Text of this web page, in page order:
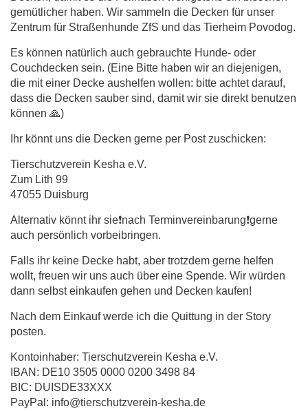
gemütlicher haben. Wir sammeln die Decken für unser
Zentrum für Straßenhunde ZfS und das Tierheim Povodog.
Es können natürlich auch gebrauchte Hunde- oder
Couchdecken sein. (Eine Bitte haben wir an diejenigen,
die mit einer Decke aushelfen wollen: bitte achtet darauf,
dass die Decken sauber sind, damit wir sie direkt benutzen
können 🙏)
Ihr könnt uns die Decken gerne per Post zuschicken:
Tierschutzverein Kesha e.V.
Zum Lith 99
47055 Duisburg
Alternativ könnt ihr sie❗️nach Terminvereinbarung❗️gerne
auch persönlich vorbeibringen.
Falls ihr keine Decke habt, aber trotzdem gerne helfen
wollt, freuen wir uns auch über eine Spende. Wir würden
dann selbst einkaufen gehen und Decken kaufen!
Nach dem Einkauf werde ich die Quittung in der Story
posten.
Kontoinhaber: Tierschutzverein Kesha e.V.
IBAN: DE10 3505 0000 0200 3498 84
BIC: DUISDE33XXX
PayPal: info@tierschutzverein-kesha.de